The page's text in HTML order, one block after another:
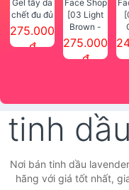
Gel tẩy da
chết đu đủ
SMART
PEELING
275.000
đ
[03 Light
Brown -
Nâu Sáng]
Phấn che
Face Shop
275.000
đ
tinh
Nơi bán tinh dầu
hãng với giá tốt nhất,